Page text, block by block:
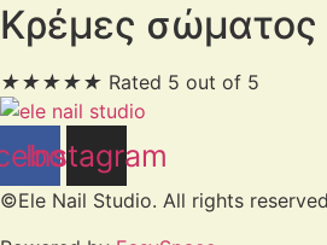
Κρέμες σώματος
★★★★★ Rated 5 out of 5
Instagram
©Ele Nail Studio. All rights